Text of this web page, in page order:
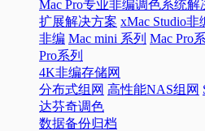
Mac Pro专业非编调色系统解
扩展解决方案 xMac Studio非
非编 Mac mini 系列 Mac Pro
Pro系列
4K非编存储网
分布式组网 高性能NAS组网
达芬奇调色
数据备份归档